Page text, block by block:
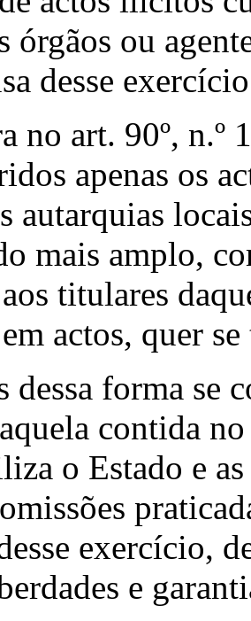
órgãos ou
desse
no art. 90º, n.º
apenas os
autarquias
mais amplo,
titulares
actos, quer
dessa forma se
contida
o Estado e
exercício,
e